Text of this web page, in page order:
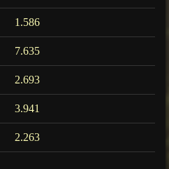
1.586
7.635
2.693
3.941
2.263